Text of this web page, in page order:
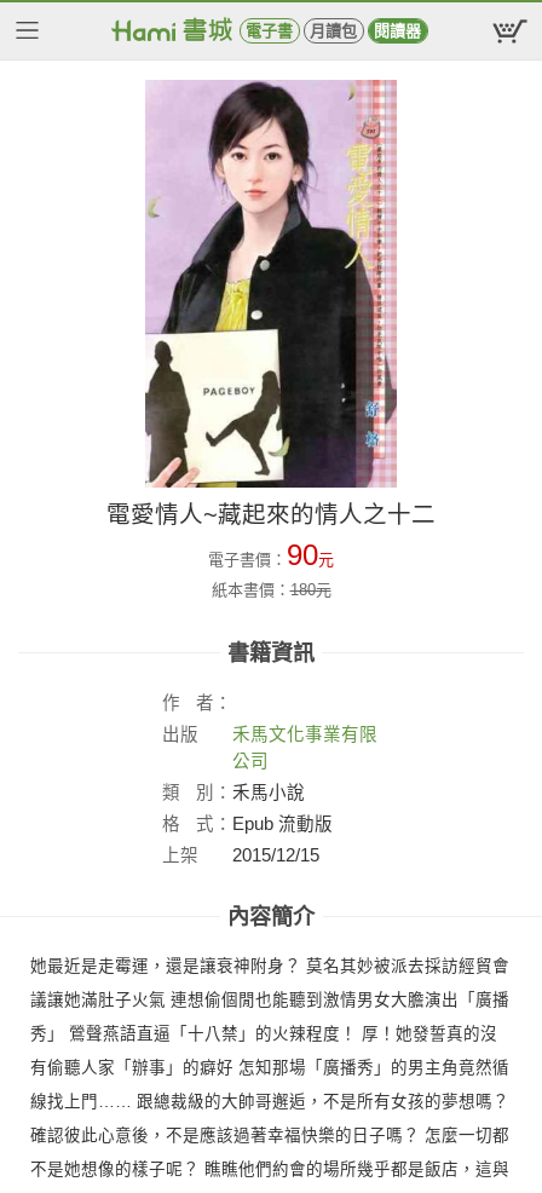
電子書 月讀包 閱讀器
電愛情人~藏起來的情人之十二
電子書價： 90元
紙本書價：180元
書籍資訊
作
者：
出版
禾馬文化事業有限
公司
類
別： 禾馬小說
格
式： Epub 流動版
上架
2015/12/15
內容簡介
她最近是走霉運，還是讓衰神附身？ 莫名其妙被派去採訪經貿會
議讓她滿肚子火氣 連想偷個閒也能聽到激情男女大膽演出「廣播
秀」 鶯聲燕語直逼「十八禁」的火辣程度！ 厚！她發誓真的沒
有偷聽人家「辦事」的癖好 怎知那場「廣播秀」的男主角竟然循
線找上門…… 跟總裁級的大帥哥邂逅，不是所有女孩的夢想嗎？
確認彼此心意後，不是應該過著幸福快樂的日子嗎？ 怎麼一切都
不是她想像的樣子呢？ 瞧瞧他們約會的場所幾乎都是飯店，這與